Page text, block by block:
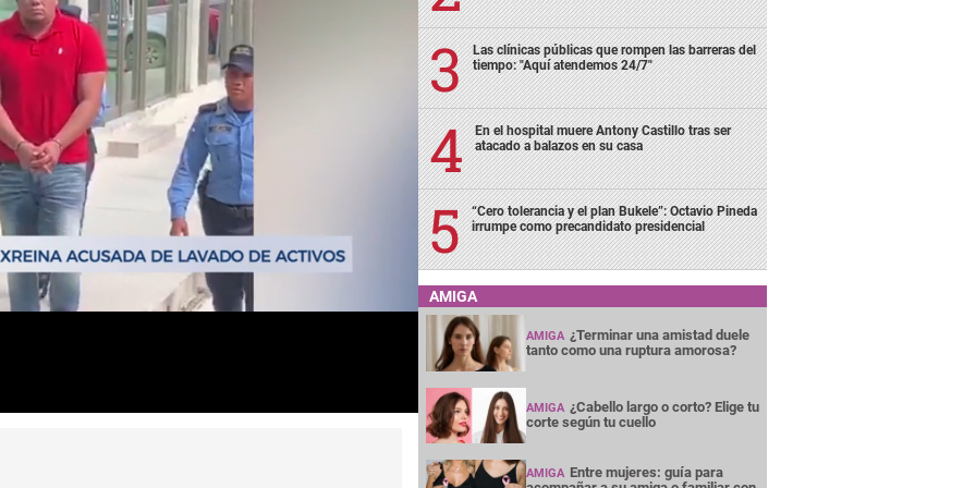
Las clínicas públicas que rompen las barreras del
tiempo: "Aquí atendemos 24/7"
En el hospital muere Antony Castillo tras ser
atacado a balazos en su casa
“Cero tolerancia y el plan Bukele”: Octavio Pineda
irrumpe como precandidato presidencial
AMIGA
AMIGA ¿Terminar una amistad duele
tanto como una ruptura amorosa?
AMIGA ¿Cabello largo o corto? Elige tu
corte según tu cuello
AMIGA Entre mujeres: guía para